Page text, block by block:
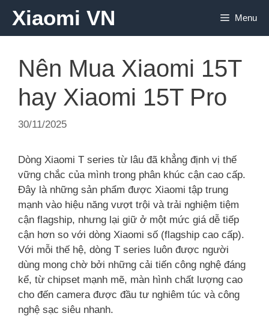
đến
nội
Xiaomi VN Menu
Nên Mua Xiaomi 15T
hay Xiaomi 15T Pro
30/11/2025
Dòng Xiaomi T series từ lâu đã khẳng định vị thế
vững chắc của mình trong phân khúc cận cao cấp.
Đây là những sản phẩm được Xiaomi tập trung
mạnh vào hiệu năng vượt trội và trải nghiệm tiệm
cận flagship, nhưng lại giữ ở một mức giá dễ tiếp
cận hơn so với dòng Xiaomi số (flagship cao cấp).
Với mỗi thế hệ, dòng T series luôn được người
dùng mong chờ bởi những cải tiến công nghệ đáng
kể, từ chipset mạnh mẽ, màn hình chất lượng cao
cho đến camera được đầu tư nghiêm túc và công
nghệ sạc siêu nhanh.